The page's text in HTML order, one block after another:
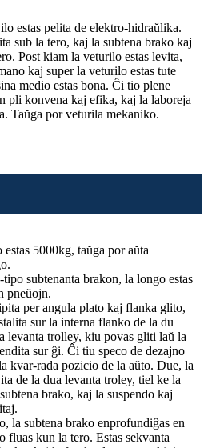
estas pelita de elektro-hidraŭlika.
sub la tero, kaj la subtena brako kaj
Post kiam la veturilo estas levita,
kaj super la veturilo estas tute
medio estas bona. Ĉi tio plene
pli konvena kaj efika, kaj la laboreja
Taŭga por veturila mekaniko.
5000kg, taŭga por aŭta
subtenanta brakon, la longo estas
pneŭojn.
per angula plato kaj flanka glito,
sur la interna flanko de la du
levanta trolley, kiu povas gliti laŭ la
sur ĝi. Ĉi tiu speco de dezajno
kvar-rada pozicio de la aŭto. Due, la
de la dua levanta troley, tiel ke la
brako, kaj la suspendo kaj
la subtena brako enprofundiĝas en
fluas kun la tero. Estas sekvanta